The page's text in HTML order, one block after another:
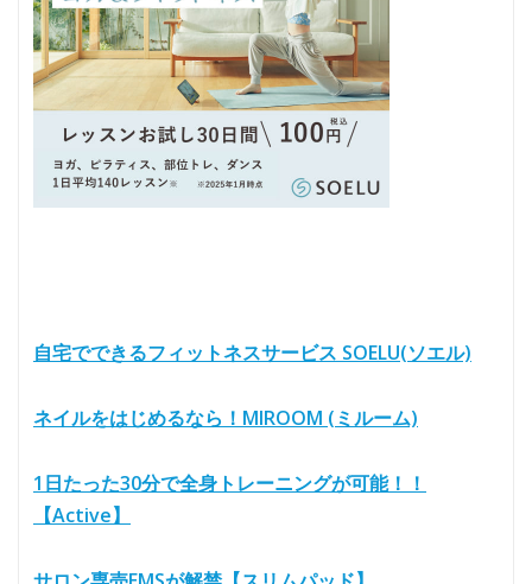
自宅でできるフィットネスサービス SOELU(ソエル)
ネイルをはじめるなら！MIROOM (ミルーム)
1日たった30分で全身トレーニングが可能！！
【Active】